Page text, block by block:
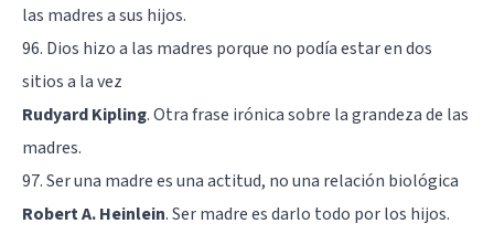
las madres a sus hijos.
96. Dios hizo a las madres porque no podía estar en dos
sitios a la vez
Rudyard Kipling. Otra frase irónica sobre la grandeza de las
madres.
97. Ser una madre es una actitud, no una relación biológica
Robert A. Heinlein. Ser madre es darlo todo por los hijos.